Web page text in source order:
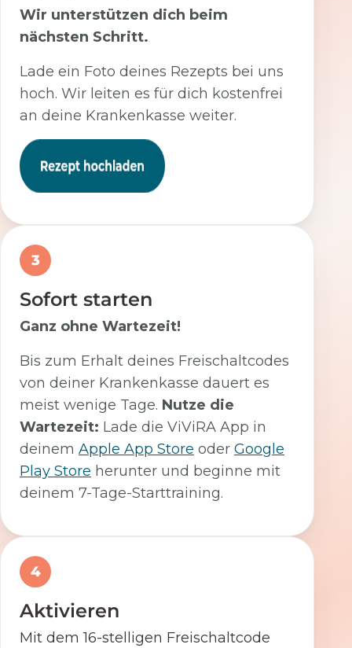
Wir unterstützen dich beim
nächsten Schritt.
Lade ein Foto deines Rezepts bei uns
hoch. Wir leiten es für dich kostenfrei
an deine Krankenkasse weiter.
3
Sofort starten
Ganz ohne Wartezeit!
Bis zum Erhalt deines Freischaltcodes
von deiner Krankenkasse dauert es
meist wenige Tage. Nutze die
Wartezeit: Lade die ViViRA App in
deinem Apple App Store oder Google
Play Store herunter und beginne mit
deinem 7-Tage-Starttraining.
4
Aktivieren
Mit dem 16-stelligen Freischaltcode